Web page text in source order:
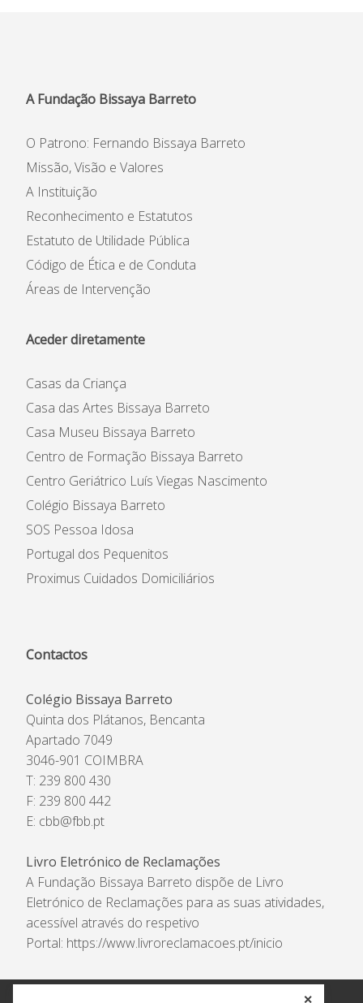
✕
A Fundação Bissaya Barreto
O Patrono: Fernando Bissaya Barreto
Missão, Visão e Valores
A Instituição
Reconhecimento e Estatutos
Estatuto de Utilidade Pública
Código de Ética e de Conduta
Áreas de Intervenção
Aceder diretamente
Casas da Criança
Casa das Artes Bissaya Barreto
Casa Museu Bissaya Barreto
Centro de Formação Bissaya Barreto
Centro Geriátrico Luís Viegas Nascimento
Colégio Bissaya Barreto
SOS Pessoa Idosa
Portugal dos Pequenitos
Proximus Cuidados Domiciliários
Contactos
Colégio Bissaya Barreto
Quinta dos Plátanos, Bencanta
Apartado 7049
3046-901 COIMBRA
T: 239 800 430
F: 239 800 442
E: cbb@fbb.pt
Livro Eletrónico de Reclamações
A Fundação Bissaya Barreto dispõe de Livro
Eletrónico de Reclamações para as suas atividades,
acessível através do respetivo
Portal: https://www.livroreclamacoes.pt/inicio